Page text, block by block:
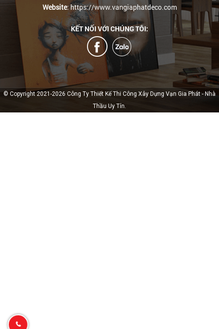
Website: https://www.vangiaphatdeco.com
KẾT NỐI VỚI CHÚNG TÔI:
© Copyright 2021-2026 Công Ty Thiết Kế Thi Công Xây Dựng Vạn Gia Phát - Nhà
Thầu Uy Tín.